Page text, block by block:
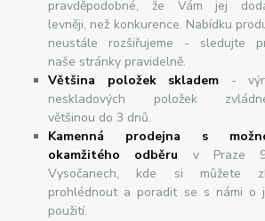
pravděpodobné, že Vám jej
levněji, než konkurence. Nabídku
neustále rozšiřujeme - sledujte
naše stránky pravidelně.
Většina položek skladem -
neskladových položek
většinou do 3 dnů.
Kamenná prodejna s
okamžitého odběru v Praze
Vysočanech, kde si můžete
prohlédnout a poradit se s námi o
použití.